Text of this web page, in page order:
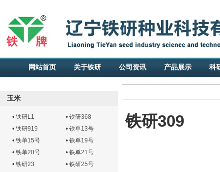
网站首页 关于铁研 公司资讯 产品展示 科
玉米
• 铁研L1 • 铁研368
• 铁研919 • 铁单13号
• 铁单15号 • 铁单19号
• 铁单20号 • 铁单21号
• 铁研23 • 铁研25号
铁研309